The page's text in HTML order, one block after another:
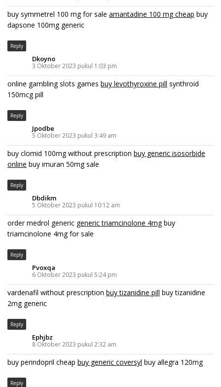
buy symmetrel 100 mg for sale amantadine 100 mg cheap buy
dapsone 100mg generic
Reply
Dkoyno
3 Oktober 2023 pukul 1:03 pm
online gambling slots games buy levothyroxine pill synthroid
150mcg pill
Reply
Jpodbe
5 Oktober 2023 pukul 3:49 am
buy clomid 100mg without prescription buy generic isosorbide
online buy imuran 50mg sale
Reply
Dbdikm
5 Oktober 2023 pukul 10:12 am
order medrol generic generic triamcinolone 4mgbuy
triamcinolone 4mg for sale
Reply
Pvoxqa
6 Oktober 2023 pukul 5:24 pm
vardenafil without prescription buy tizanidine pill buy tizanidine
2mg generic
Reply
Ephjbz
8 Oktober 2023 pukul 2:32 am
buy perindopril cheap buy generic coversyl buy allegra 120mg
Reply